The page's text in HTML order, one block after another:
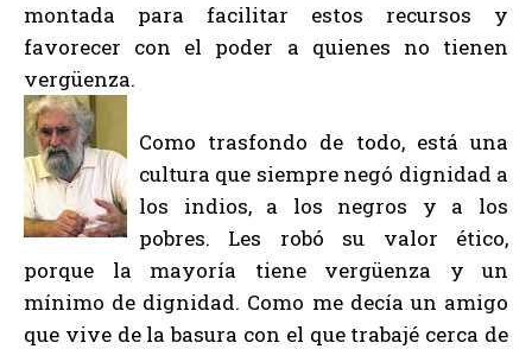
montada para facilitar estos recursos y
favorecer con el poder a quienes no tienen
vergüenza.
Como trasfondo de todo, está una
cultura que siempre negó dignidad a
los indios, a los negros y a los
pobres. Les robó su valor ético,
porque la mayoría tiene vergüenza y un
mínimo de dignidad. Como me decía un amigo
que vive de la basura con el que trabajé cerca de